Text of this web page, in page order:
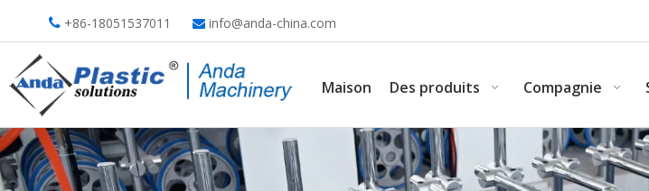
 +86-18051537011  info@anda-china.com
Maison Des produits Compagnie